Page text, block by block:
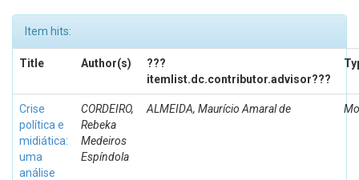
Item hits:
Title Author(s)
???
itemlist.dc.contributor.advisor???
Crise
política e
midiática:
uma
análise
CORDEIRO,
Rebeka
Medeiros
Espíndola
ALMEIDA, Maurício Amaral de